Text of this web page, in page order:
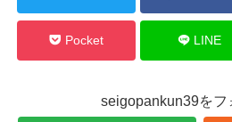
Pocket LINE
seigopankun39をフ